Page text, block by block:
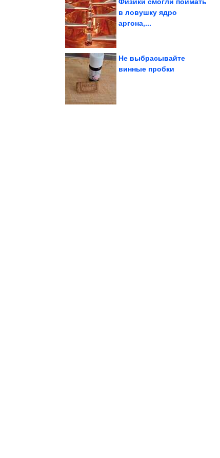
в ловушку ядро
аргона,...
Хрустящий «цветок» с
Не выбрасывайте
винные пробки